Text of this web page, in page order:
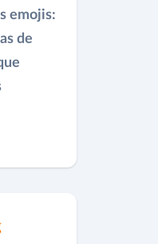
emojis:
de